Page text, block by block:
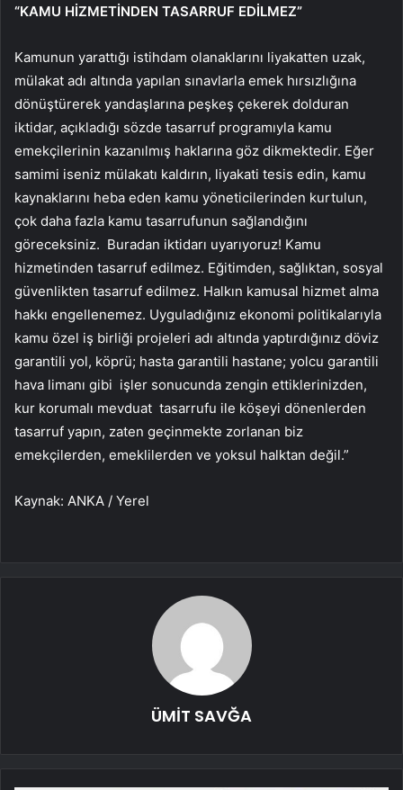
“KAMU HİZMETİNDEN TASARRUF EDİLMEZ”
Kamunun yarattığı istihdam olanaklarını liyakatten uzak,
mülakat adı altında yapılan sınavlarla emek hırsızlığına
dönüştürerek yandaşlarına peşkeş çekerek dolduran
iktidar, açıkladığı sözde tasarruf programıyla kamu
emekçilerinin kazanılmış haklarına göz dikmektedir. Eğer
samimi iseniz mülakatı kaldırın, liyakati tesis edin, kamu
kaynaklarını heba eden kamu yöneticilerinden kurtulun,
çok daha fazla kamu tasarrufunun sağlandığını
göreceksiniz. Buradan iktidarı uyarıyoruz! Kamu
hizmetinden tasarruf edilmez. Eğitimden, sağlıktan, sosyal
güvenlikten tasarruf edilmez. Halkın kamusal hizmet alma
hakkı engellenemez. Uyguladığınız ekonomi politikalarıyla
kamu özel iş birliği projeleri adı altında yaptırdığınız döviz
garantili yol, köprü; hasta garantili hastane; yolcu garantili
hava limanı gibi işler sonucunda zengin ettiklerinizden,
kur korumalı mevduat tasarrufu ile köşeyi dönenlerden
tasarruf yapın, zaten geçinmekte zorlanan biz
emekçilerden, emeklilerden ve yoksul halktan değil.”
Kaynak: ANKA / Yerel
ÜMİT SAVĞA